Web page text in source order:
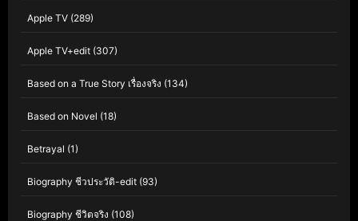
Apple TV (289)
Apple TV+edit (307)
Based on a True Story เรื่องจริง (134)
Based on Novel (18)
Betrayal (1)
Biography ชีวประวัติ-edit (93)
Biography ชีวิตจริง (108)